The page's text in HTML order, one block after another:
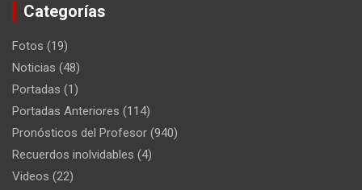
Categorías
Fotos (19)
Noticias (48)
Portadas (1)
Portadas Anteriores (114)
Pronósticos del Profesor (940)
Recuerdos inolvidables (4)
Videos (22)